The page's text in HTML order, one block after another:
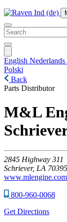
English Nederlands
Polski
Back
Parts Distributor
M&L
2845 Highway 311
Schriever, LA 70395
800-960-0068
Get Directions